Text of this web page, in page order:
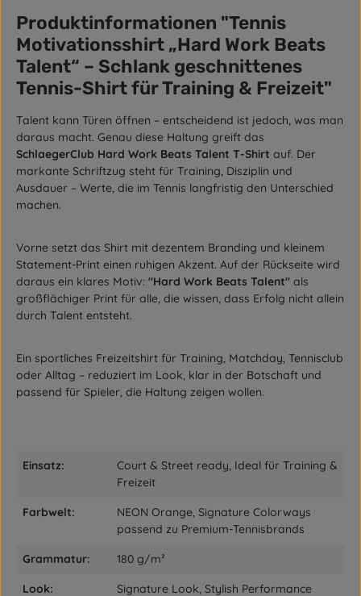
Produktinformationen "Tennis
Motivationsshirt „Hard Work Beats
Talent“ – Schlank geschnittenes
Tennis-Shirt für Training & Freizeit"
Talent kann Türen öffnen – entscheidend ist jedoch, was man
daraus macht. Genau diese Haltung greift das
SchlaegerClub Hard Work Beats Talent T-Shirt auf. Der
markante Schriftzug steht für Training, Disziplin und
Ausdauer – Werte, die im Tennis langfristig den Unterschied
machen.
Vorne setzt das Shirt mit dezentem Branding und kleinem
Statement-Print einen ruhigen Akzent. Auf der Rückseite wird
daraus ein klares Motiv: "Hard Work Beats Talent" als
großflächiger Print für alle, die wissen, dass Erfolg nicht allein
durch Talent entsteht.
Ein sportliches Freizeitshirt für Training, Matchday, Tennisclub
oder Alltag – reduziert im Look, klar in der Botschaft und
passend für Spieler, die Haltung zeigen wollen.
Einsatz:
Court & Street ready, Ideal für Training &
Freizeit
Farbwelt:
NEON Orange, Signature Colorways
passend zu Premium-Tennisbrands
Grammatur: 180 g/m²
Look:
Signature Look, Stylish Performance